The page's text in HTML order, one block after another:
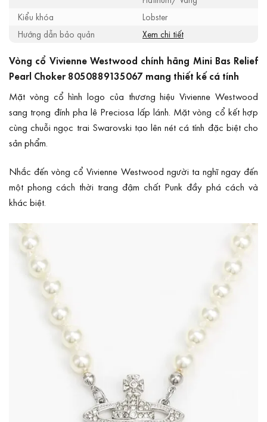
Kiểu khóa
Lobster
Hướng dẫn bảo quản
Xem chi tiết
Vòng cổ Vivienne Westwood chính hãng Mini Bas Relief
Pearl Choker 8050889135067 mang thiết kế cá tính
Mặt vòng cổ hình logo của thương hiệu Vivienne Westwood
sang trọng đính pha lê Preciosa lấp lánh. Mặt vòng cổ kết hợp
cùng chuỗi ngọc trai Swarovski tạo lên nét cá tính đặc biệt cho
sản phẩm.
Nhắc đến vòng cổ Vivienne Westwood người ta nghĩ ngay đến
một phong cách thời trang đậm chất Punk đầy phá cách và
khác biệt.